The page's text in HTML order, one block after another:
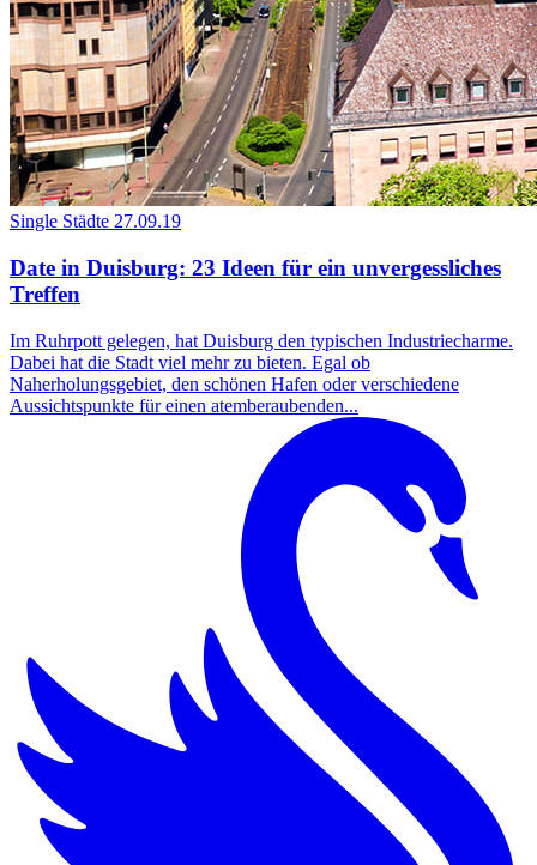
Single Städte 27.09.19
Date in Duisburg: 23 Ideen für ein unvergessliches
Treffen
Im Ruhrpott gelegen, hat Duisburg den typischen Industriecharme.
Dabei hat die Stadt viel mehr zu bieten. Egal ob
Naherholungsgebiet, den schönen Hafen oder verschiedene
Aussichtspunkte für einen atemberaubenden...